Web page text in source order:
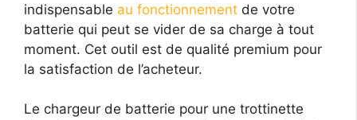
indispensable au fonctionnement de votre
batterie qui peut se vider de sa charge à tout
moment. Cet outil est de qualité premium pour
la satisfaction de l’acheteur.
Le chargeur de batterie pour une trottinette